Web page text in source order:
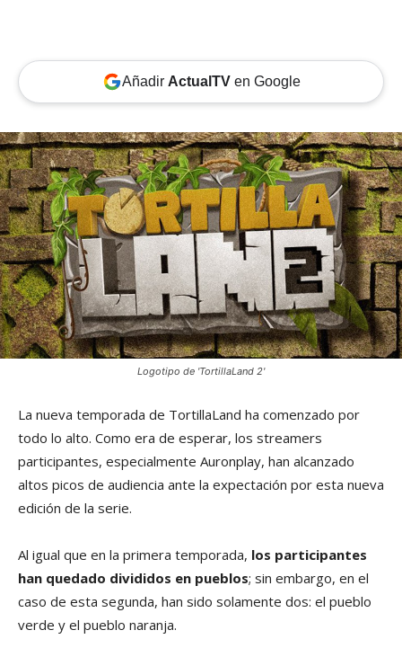
Añadir ActualTVen Google
Logotipo de 'TortillaLand 2'
La nueva temporada de TortillaLand ha comenzado por
todo lo alto. Como era de esperar, los streamers
participantes, especialmente Auronplay, han alcanzado
altos picos de audiencia ante la expectación por esta nueva
edición de la serie.
Al igual que en la primera temporada, los participantes
han quedado divididos en pueblos; sin embargo, en el
caso de esta segunda, han sido solamente dos: el pueblo
verde y el pueblo naranja.